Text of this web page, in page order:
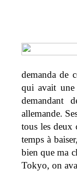
demanda de
qui avait
demandant
allemande.
tous les deux
temps à
bien que ma
Tokyo, on